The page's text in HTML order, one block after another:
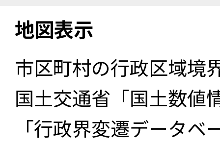
地図表示
市区町村の行政区域境
国土交通省「国土数値
「行政界変遷データ